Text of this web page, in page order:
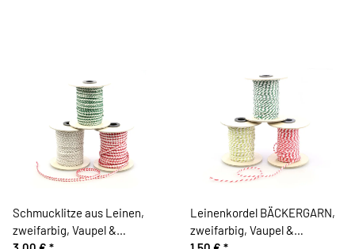
Schmucklitze aus Leinen,
zweifarbig, Vaupel &
Leinenkordel BÄCKERGARN,
zweifarbig, Vaupel &